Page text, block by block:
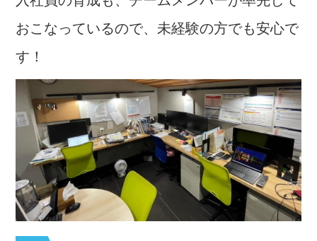
おこなっているので、未経験の方でも安心で
す！